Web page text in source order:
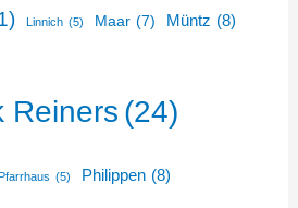
Linnich (5) Maar (7) Müntz (8)
Reiners (24)
Pfarrhaus (5) Philippen (8)